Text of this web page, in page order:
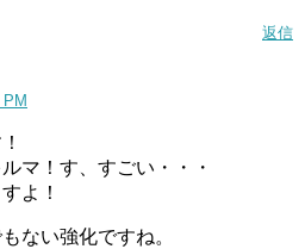
返信
マ！す、すごい・・・
よ！
ない強化ですね。